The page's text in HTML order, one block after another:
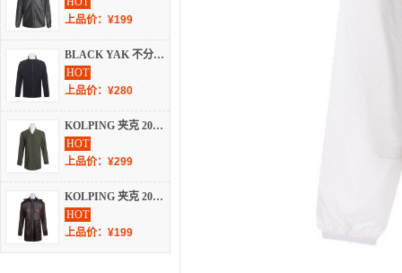
上品价：¥199
BLACK YAK 不分季节 户外 户外服装 夹克 1JK99-MEM217
HOT
上品价：¥280
KOLPING 夹克 2018 秋冬 夹克 KPJ6692W
HOT
上品价：¥299
KOLPING 夹克 2018 春夏 夹克 KPJ6209W
HOT
上品价：¥199